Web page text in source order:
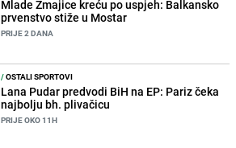
Mlade Zmajice kreću po uspjeh: Balkansko
prvenstvo stiže u Mostar
PRIJE 2 DANA
/OSTALI SPORTOVI
Lana Pudar predvodi BiH na EP: Pariz čeka
najbolju bh. plivačicu
PRIJE OKO 11H